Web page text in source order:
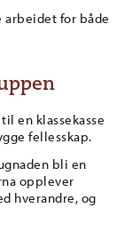
arbeidet for både
en klassekasse
fellesskap.
bli en
opplever
hverandre, og